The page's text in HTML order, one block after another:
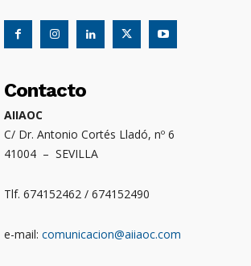
Contacto
AIIAOC
C/ Dr. Antonio Cortés Lladó, nº 6
41004 – SEVILLA
Tlf. 674152462 / 674152490
e-mail: comunicacion@aiiaoc.com